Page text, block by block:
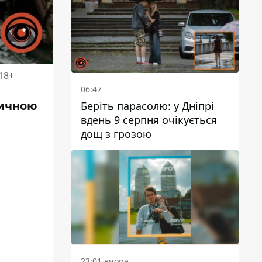
06:47
Беріть парасолю: у Дніпрі
вдень 9 серпня очікується
дощ з грозою